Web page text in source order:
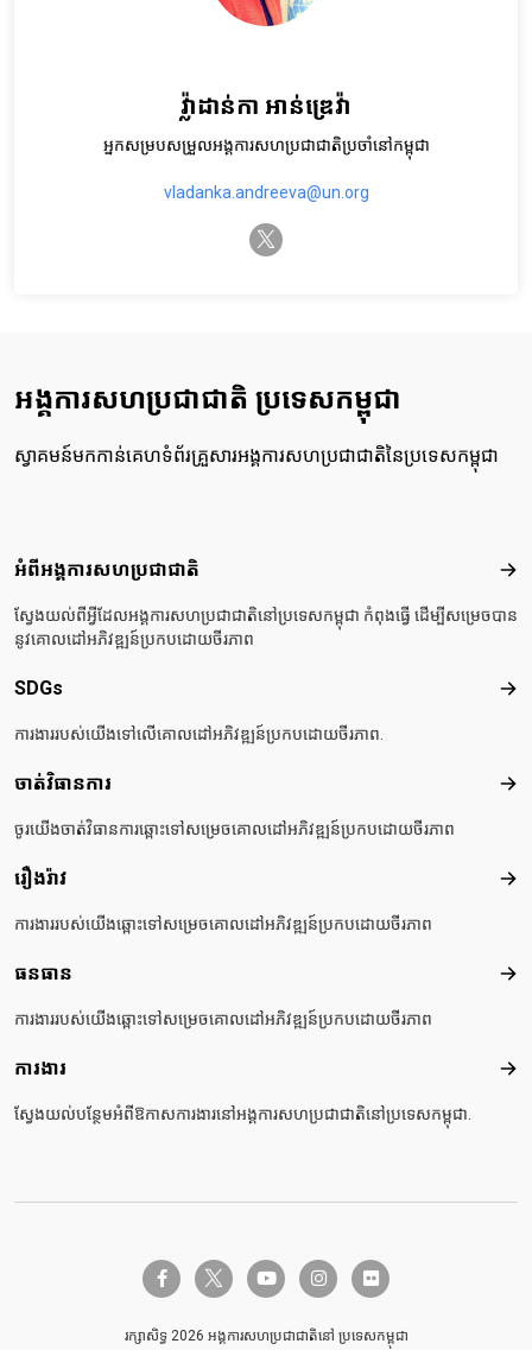
វ្ល៉ាដាន់កា អាន់ឌ្រេវ៉ា
អ្នកសម្របសម្រួលអង្គការសហប្រជាជាតិប្រចាំនៅកម្ពុជា
vladanka.andreeva@un.org
twitter-x
អង្គការសហប្រជាជាតិ ប្រទេសកម្ពុជា
ស្វាគមន៍មកកាន់គេហទំព័រគ្រួសារអង្គការសហប្រជាជាតិនៃប្រទេសកម្ពុជា
Footer menu
អំពីអង្គការសហប្រជាជាតិ អំពី
ស្វែងយល់ពីអ្វីដែលអង្គការសហប្រជាជាតិនៅប្រទេសកម្ពុជា កំពុងធ្វើ ដើម្បីសម្រេចបាន
នូវគោលដៅអភិវឌ្ឍន៍ប្រកបដោយចីរភាព
SDGs
ការងាររបស់យើងទៅលើគោលដៅអភិវឌ្ឍន៍ប្រកបដោយចីរភាព.
ចាត់វិធានការ ចាត់
ចូរយើងចាត់វិធានការឆ្ពោះទៅសម្រេចគោលដៅអភិវឌ្ឍន៍ប្រកបដោយចីរភាព
រឿងរ៉ាវ រឿង
ការងាររបស់យើងឆ្ពោះទៅសម្រេចគោលដៅអភិវឌ្ឍន៍ប្រកបដោយចីរភាព
ធនធាន ធន
ការងាររបស់យើងឆ្ពោះទៅសម្រេចគោលដៅអភិវឌ្ឍន៍ប្រកបដោយចីរភាព
ការងារ ការ
ស្វែងយល់បន្ថែមអំពីឱកាសការងារនៅអង្គការសហប្រជាជាតិនៅប្រទេសកម្ពុជា.
facebook-ftwitter-x youtube instagramflickr
រក្សាសិទ្ធ 2026 អង្គការសហប្រជាជាតិនៅ ប្រទេសកម្ពុជា